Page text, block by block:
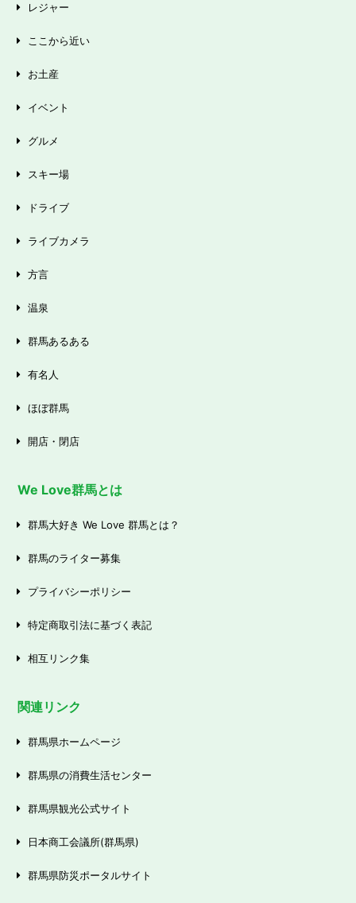
レジャー
ここから近い
お土産
イベント
グルメ
スキー場
ドライブ
ライブカメラ
方言
温泉
群馬あるある
有名人
ほぼ群馬
開店・閉店
We Love群馬とは
群馬大好き We Love 群馬とは？
群馬のライター募集
プライバシーポリシー
特定商取引法に基づく表記
相互リンク集
関連リンク
群馬県ホームページ
群馬県の消費生活センター
群馬県観光公式サイト
日本商工会議所(群馬県)
群馬県防災ポータルサイト